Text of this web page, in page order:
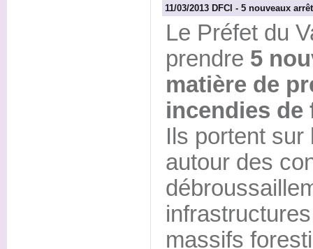
11/03/2013 DFCI - 5 nouveaux
Le Préfet du
prendre 5
matière de
incendies de
Ils portent sur
autour des
massifs